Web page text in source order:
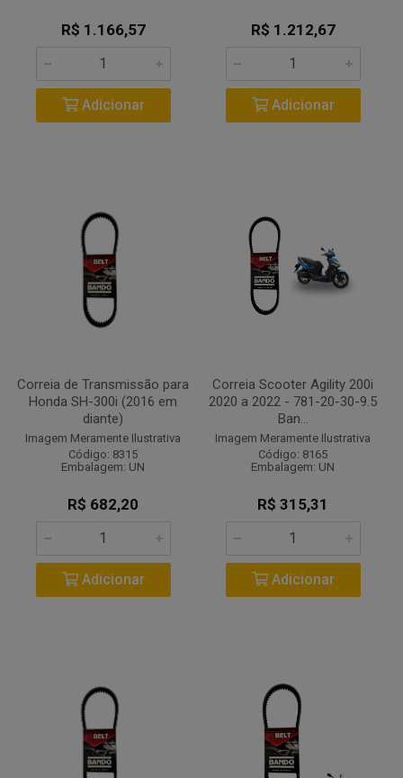
R$ 1.166,57
Adicionar
R$ 1.212,67
Adicionar
Correia de Transmissão para
Honda SH-300i (2016 em
diante)
Imagem Meramente Ilustrativa
Código: 8315
Embalagem: UN
R$ 682,20
Adicionar
Correia Scooter Agility 200i
2020 a 2022 - 781-20-30-9.5
Ban...
Imagem Meramente Ilustrativa
Código: 8165
Embalagem: UN
R$ 315,31
Adicionar